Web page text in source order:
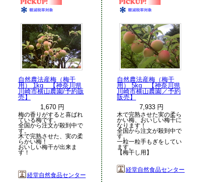
自然農法産梅（梅干
用） 1kg 【神奈川県
川崎市横山農園/予約販
売】
1,670 円
梅の香りがすると喜ばれ
ている梅です。
全国から注文が殺到中で
す。
木で完熟させた、実の柔
らかい梅！
おいしい梅干が出来ま
す！
経堂自然食品センター
自然農法産梅（梅干
用） 5kg 【神奈川県
川崎市横山農園／予約
販売】
7,933 円
木で完熟させた実の柔ら
かい梅、おいしい梅干に
なります！
全国から注文が殺到中で
す。
一粒一粒手もぎをしてい
ます。
【梅干し用】
経堂自然食品センター